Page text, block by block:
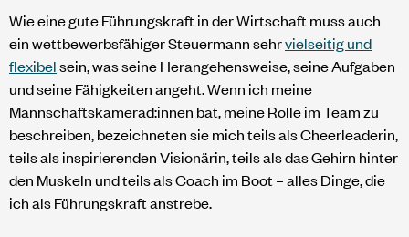
Wie eine gute Führungskraft in der Wirtschaft muss auch
ein wettbewerbsfähiger Steuermann sehrvielseitig und
flexibelsein, was seine Herangehensweise, seine Aufgaben
und seine Fähigkeiten angeht. Wenn ich meine
Mannschaftskamerad:innen bat, meine Rolle im Team zu
beschreiben, bezeichneten sie mich teils als Cheerleaderin,
teils als inspirierenden Visionärin, teils als das Gehirn hinter
den Muskeln und teils als Coach im Boot – alles Dinge, die
ich als Führungskraft anstrebe.